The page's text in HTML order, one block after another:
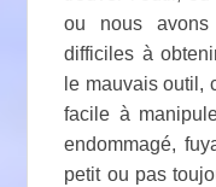
ou nous
difficiles à
le mauvais outil,
facile à
endommagé,
petit ou pas